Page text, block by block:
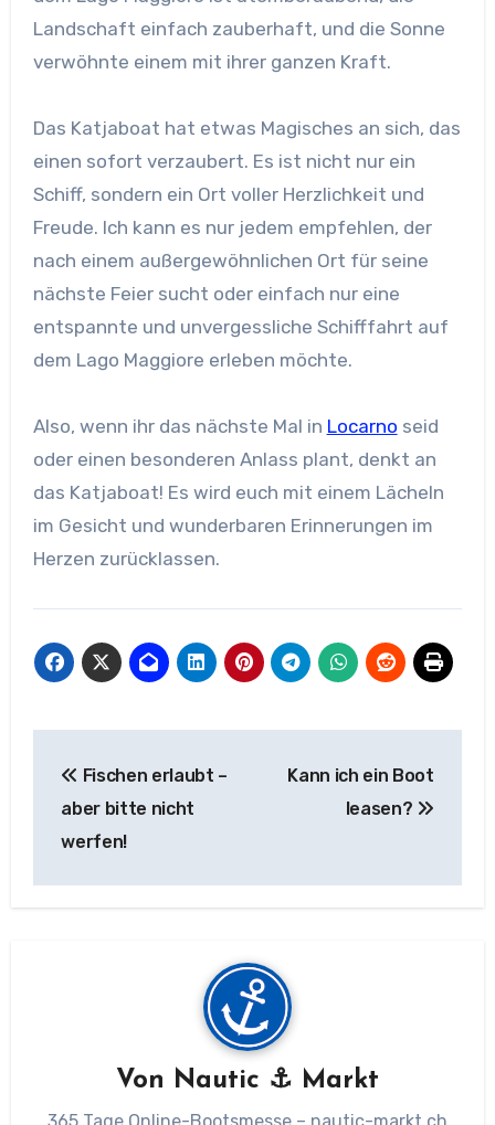
Landschaft einfach zauberhaft, und die Sonne
verwöhnte einem mit ihrer ganzen Kraft.
Das Katjaboat hat etwas Magisches an sich, das
einen sofort verzaubert. Es ist nicht nur ein
Schiff, sondern ein Ort voller Herzlichkeit und
Freude. Ich kann es nur jedem empfehlen, der
nach einem außergewöhnlichen Ort für seine
nächste Feier sucht oder einfach nur eine
entspannte und unvergessliche Schifffahrt auf
dem Lago Maggiore erleben möchte.
Also, wenn ihr das nächste Mal in Locarno seid
oder einen besonderen Anlass plant, denkt an
das Katjaboat! Es wird euch mit einem Lächeln
im Gesicht und wunderbaren Erinnerungen im
Herzen zurücklassen.
Fischen erlaubt –
aber bitte nicht
werfen!
Kann ich ein Boot
leasen?
Von Nautic ⚓ Markt